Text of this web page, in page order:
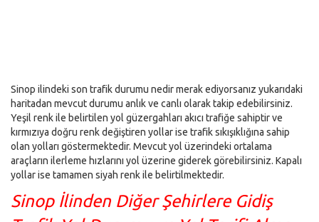
Sinop ilindeki son trafik durumu nedir merak ediyorsanız yukarıdaki
haritadan mevcut durumu anlık ve canlı olarak takip edebilirsiniz.
Yeşil renk ile belirtilen yol güzergahları akıcı trafiğe sahiptir ve
kırmızıya doğru renk değiştiren yollar ise trafik sıkışıklığına sahip
olan yolları göstermektedir. Mevcut yol üzerindeki ortalama
araçların ilerleme hızlarını yol üzerine giderek görebilirsiniz. Kapalı
yollar ise tamamen siyah renk ile belirtilmektedir.
Sinop İlinden Diğer Şehirlere Gidiş